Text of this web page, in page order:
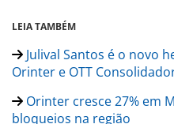
LEIA TAMBÉM
Julival Santos é o novo
Orinter e OTT
Orinter cresce 27% em
bloqueios na região